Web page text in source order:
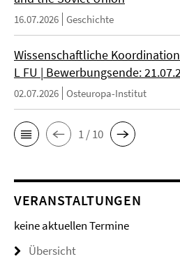
16.07.2026 Geschichte
Wissenschaftliche
L FU | Bewerbungsende:
02.07.2026 Osteuropa-Institut
1 / 10
VERANSTALTUNGEN
keine aktuellen Termine
Übersicht